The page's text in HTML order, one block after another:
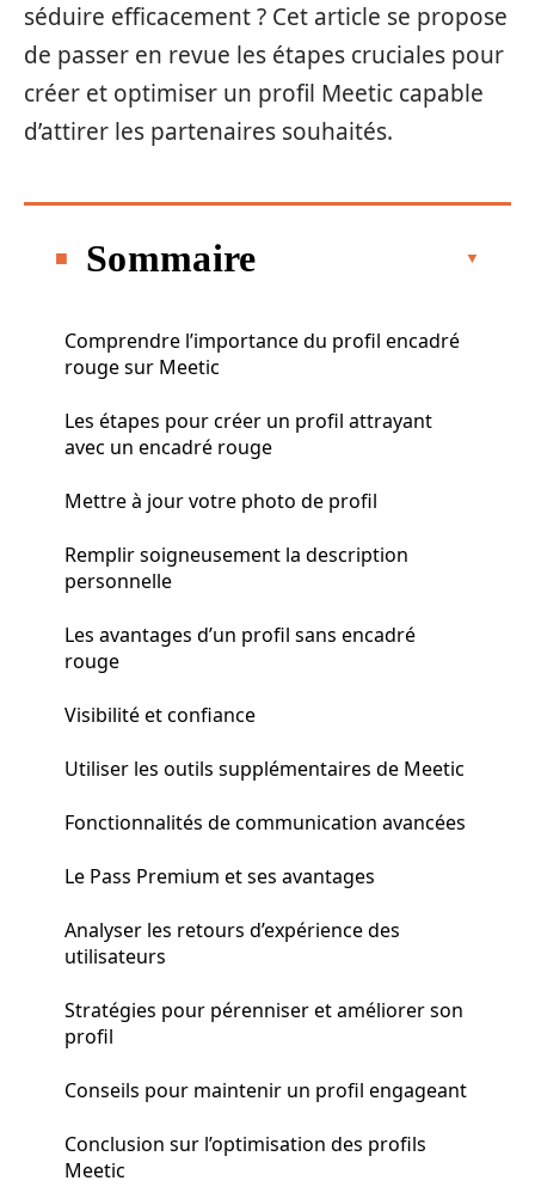
séduire efficacement ? Cet article se propose
de passer en revue les étapes cruciales pour
créer et optimiser un profil Meetic capable
d’attirer les partenaires souhaités.
Sommaire
Comprendre l’importance du profil encadré
rouge sur Meetic
Les étapes pour créer un profil attrayant
avec un encadré rouge
Mettre à jour votre photo de profil
Remplir soigneusement la description
personnelle
Les avantages d’un profil sans encadré
rouge
Visibilité et confiance
Utiliser les outils supplémentaires de Meetic
Fonctionnalités de communication avancées
Le Pass Premium et ses avantages
Analyser les retours d’expérience des
utilisateurs
Stratégies pour pérenniser et améliorer son
profil
Conseils pour maintenir un profil engageant
Conclusion sur l’optimisation des profils
Meetic